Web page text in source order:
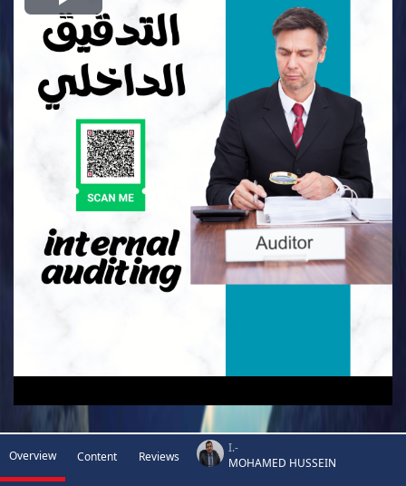
Play
Video
Overview Content Reviews
I.-
MOHAMED HUSSEIN